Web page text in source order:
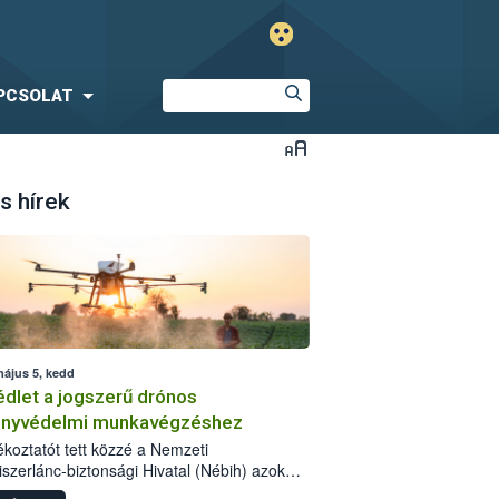
hírek
5, kedd
a jogszerű drónos
munkavégzéshez
tett közzé a Nemzeti
biztonsági Hivatal (Nébih) azok
akik drónnal szeretnének